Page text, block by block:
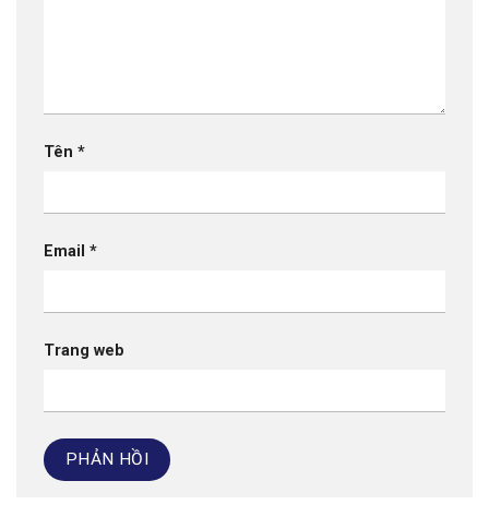
Tên *
Email *
Trang web